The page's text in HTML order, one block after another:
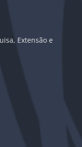
Extensão e